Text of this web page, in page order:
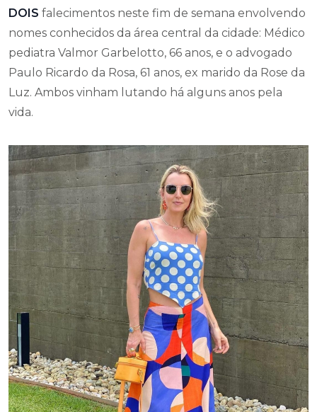
DOIS falecimentos neste fim de semana envolvendo
nomes conhecidos da área central da cidade: Médico
pediatra Valmor Garbelotto, 66 anos, e o advogado
Paulo Ricardo da Rosa, 61 anos, ex marido da Rose da
Luz. Ambos vinham lutando há alguns anos pela
vida.